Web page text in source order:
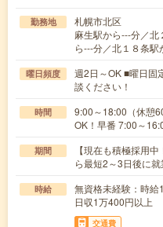
勤務地
札幌市北区
麻生駅から---分／
ら---分／北１８条
曜日頻度
週2日～OK ■曜日固
談ください！
時間
9:00～18:00（休憩
OK！早番 7:00～
期間
【現在も積極採用
ら最短2～3日後に就
時給
無資格未経験：時
日収1万400円以上
交通費